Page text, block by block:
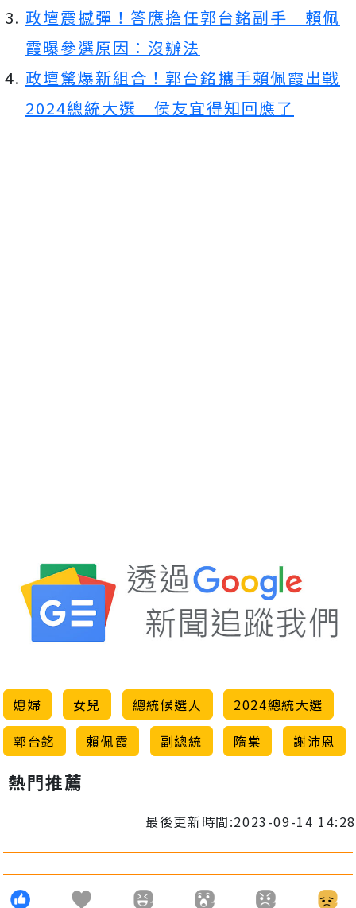
政壇震撼彈！答應擔任郭台銘副手 賴佩
霞曝參選原因：沒辦法
政壇驚爆新組合！郭台銘攜手賴佩霞出戰
2024總統大選 侯友宜得知回應了
媳婦 女兒 總統候選人
2024總統大選
郭台銘
賴佩霞 副總統 隋棠 謝沛恩
熱門推薦
最後更新時間:2023-09-14 14:28